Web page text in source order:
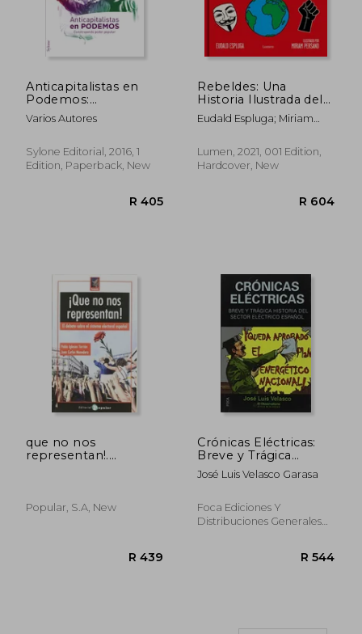
Anticapitalistas en
Podemos:
Construyendo Poder
Popular (in Spanish)
Varios Autores
Sylone Editorial, 2016, 1
Edition, Paperback, New
Rebeldes: Una
Historia Ilustrada del
Poder de la Gente (in
Spanish)
Eudald Espluga; Miriam
Lumen, 2021, 001 Edition,
Hardcover, New
­que no nos
representan!.
Popular, S.a, New
Crónicas Eléctricas:
Breve y Trágica
Historia del Sector
Eléctrico Español (in
José Luis Velasco Garasa
Foca Ediciones Y
Distribuciones Generales